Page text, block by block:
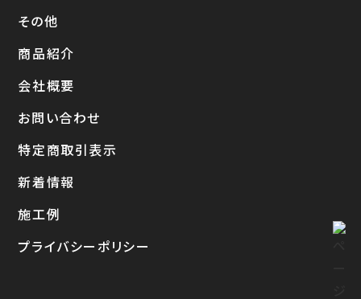
その他
商品紹介
会社概要
お問い合わせ
特定商取引表示
新着情報
施工例
プライバシーポリシー